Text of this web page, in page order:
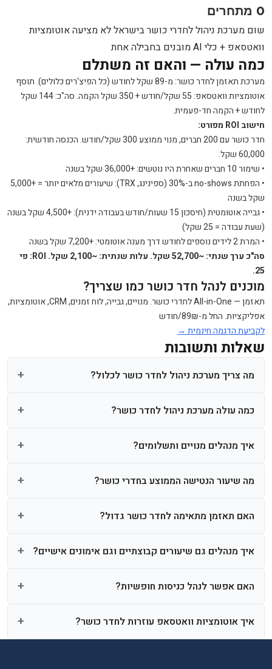
0 מתחרים
שום מערכת ניהול לחדרי כושר בישראל לא מציעה אוטומציות
וואטסאפ + כלי AI מובנים בחבילה אחת
כמה עולה — והאם זה משתלם
מערכת תאזמן לחדר כושר: מ-89 שקל לחודש (כל הפיצ'רים כלולים). תוסף
אוטומציות וואטסאפ: 55 שקל/חודש + 350 שקל הקמה. סה"כ: 144 שקל
לחודש + הקמה חד-פעמית.
חישוב ROI מפורט:
חדר כושר עם 200 חברים, מנוי ממוצע 300 שקל/חודש. הכנסה חודשית:
60,000 שקל.
• שימור 10 חברים שאחרת היו נוטשים: +36,000 שקל בשנה
• הפחתת no-shows ב-30% (ספינינג, TRX): שיעורים מלאים יותר = +5,000
שקל בשנה
• גבייה אוטומטית (חיסכון 15 שעות/חודש בעבודה ידנית): +4,500 שקל בשנה
(שעת עבודה = 25 שקל)
• המרת 2 לידים נוספים לחודש דרך מענה אוטומטי: +7,200 שקל בשנה
סה"כ ערך שנתי: ~52,700 שקל. עלות שנתית: ~2,100 שקל. ROI: פי
25.
מוכנים לנהל חדר כושר כמו שצריך?
תאזמן — All-in-One לחדרי כושר. מנויים, גבייה, לוח זמנים, CRM, אוטומציות,
אפליקציות. החל מ-89₪/חודש
לקביעת הדגמה חינמית →
שאלות ותשובות
מה צריך מערכת ניהול לחדר כושר לכלול?
כמה עולה מערכת ניהול לחדר כושר?
איך מנהלים מנויים ותשלומים?
מה שיעור הנטישה הממוצע בחדרי כושר?
האם תאזמן מתאימה לחדר כושר גדול?
איך מנהלים גם שיעורים קבוצתיים וגם אימונים אישיים?
האם אפשר לנהל כניסות חופשיות?
איך אוטומציות וואטסאפ עוזרות לחדר כושר?